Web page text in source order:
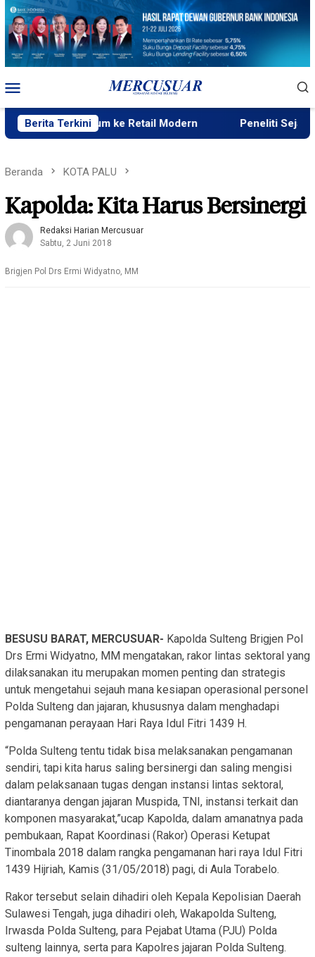
Loncat
konten
Mobile
Berita Terkini
Premium ke Retail Modern Peneliti Sejarah:
Beranda KOTA PALU
Kapolda: Kita Harus Bersinergi
Redaksi Harian Mercusuar
Sabtu, 2 Juni 2018
Brigjen Pol Drs Ermi Widyatno, MM
BESUSU BARAT, MERCUSUAR- Kapolda Sulteng Brigjen Pol
Drs Ermi Widyatno, MM mengatakan, rakor lintas sektoral yang
dilaksanakan itu merupakan momen penting dan strategis
untuk mengetahui sejauh mana kesiapan operasional personel
Polda Sulteng dan jajaran, khususnya dalam menghadapi
pengamanan perayaan Hari Raya Idul Fitri 1439 H.
“Polda Sulteng tentu tidak bisa melaksanakan pengamanan
sendiri, tapi kita harus saling bersinergi dan saling mengisi
dalam pelaksanaan tugas dengan instansi lintas sektoral,
diantaranya dengan jajaran Muspida, TNI, instansi terkait dan
komponen masyarakat,”ucap Kapolda, dalam amanatnya pada
pembukaan, Rapat Koordinasi (Rakor) Operasi Ketupat
Tinombala 2018 dalam rangka pengamanan hari raya Idul Fitri
1439 Hijriah, Kamis (31/05/2018) pagi, di Aula Torabelo.
Rakor tersebut selain dihadiri oleh Kepala Kepolisian Daerah
Sulawesi Tengah, juga dihadiri oleh, Wakapolda Sulteng,
Irwasda Polda Sulteng, para Pejabat Utama (PJU) Polda
sulteng lainnya, serta para Kapolres jajaran Polda Sulteng.